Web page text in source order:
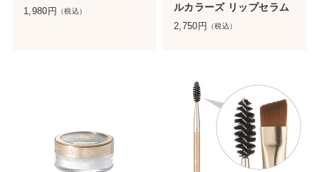
1,980 円 （税込）
ルカラーズ リップセラム
2,750 円 （税込）